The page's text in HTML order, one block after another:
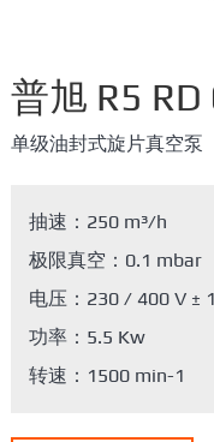
普旭 R5
单级油封式旋片真空泵
抽速：250 m³/h
极限真空：0.1 mbar
电压：230 / 400 V ±
功率：5.5 Kw
转速：1500 min-1